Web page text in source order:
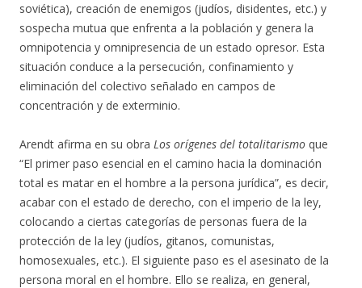
soviética), creación de enemigos (judíos, disidentes, etc.) y
sospecha mutua que enfrenta a la población y genera la
omnipotencia y omnipresencia de un estado opresor. Esta
situación conduce a la persecución, confinamiento y
eliminación del colectivo señalado en campos de
concentración y de exterminio.
Arendt afirma en su obra Los orígenes del totalitarismo que
“El primer paso esencial en el camino hacia la dominación
total es matar en el hombre a la persona jurídica”, es decir,
acabar con el estado de derecho, con el imperio de la ley,
colocando a ciertas categorías de personas fuera de la
protección de la ley (judíos, gitanos, comunistas,
homosexuales, etc.). El siguiente paso es el asesinato de la
persona moral en el hombre. Ello se realiza, en general,